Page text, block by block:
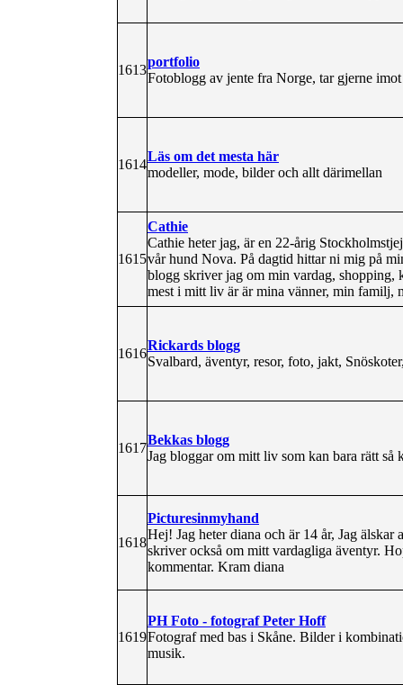
1613
portfolio
Fotoblogg av jente fra Norge, tar gjerne
1614
Läs om det mesta här
modeller, mode, bilder och allt därimellan
1615
Cathie
Cathie heter jag, är en 22-årig
vår hund Nova. På dagtid hittar ni mig på
blogg skriver jag om min vardag, shopping,
mest i mitt liv är är mina vänner, min familj,
1616
Rickards blogg
Svalbard, äventyr, resor, foto, jakt,
1617
Bekkas blogg
Jag bloggar om mitt liv som kan bara rätt så
1618
Picturesinmyhand
Hej! Jag heter diana och är 14 år, Jag
skriver också om mitt vardagliga äventyr.
kommentar. Kram diana
1619
PH Foto - fotograf Peter Hoff
Fotograf med bas i Skåne. Bilder i
musik.